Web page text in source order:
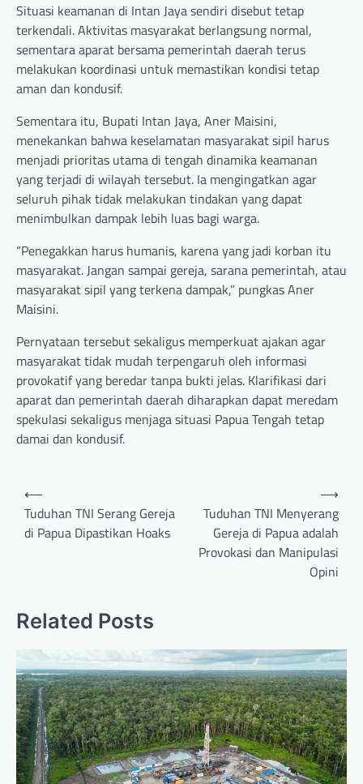
Situasi keamanan di Intan Jaya sendiri disebut tetap
terkendali. Aktivitas masyarakat berlangsung normal,
sementara aparat bersama pemerintah daerah terus
melakukan koordinasi untuk memastikan kondisi tetap
aman dan kondusif.
Sementara itu, Bupati Intan Jaya, Aner Maisini,
menekankan bahwa keselamatan masyarakat sipil harus
menjadi prioritas utama di tengah dinamika keamanan
yang terjadi di wilayah tersebut. Ia mengingatkan agar
seluruh pihak tidak melakukan tindakan yang dapat
menimbulkan dampak lebih luas bagi warga.
“Penegakkan harus humanis, karena yang jadi korban itu
masyarakat. Jangan sampai gereja, sarana pemerintah, atau
masyarakat sipil yang terkena dampak,” pungkas Aner
Maisini.
Pernyataan tersebut sekaligus memperkuat ajakan agar
masyarakat tidak mudah terpengaruh oleh informasi
provokatif yang beredar tanpa bukti jelas. Klarifikasi dari
aparat dan pemerintah daerah diharapkan dapat meredam
spekulasi sekaligus menjaga situasi Papua Tengah tetap
damai dan kondusif.
Post
navigation
⟵
Tuduhan TNI Serang Gereja
di Papua Dipastikan Hoaks
Tuduhan TNI Menyerang
Gereja di Papua adalah
Provokasi dan Manipulasi
Opini
⟶
Related Posts